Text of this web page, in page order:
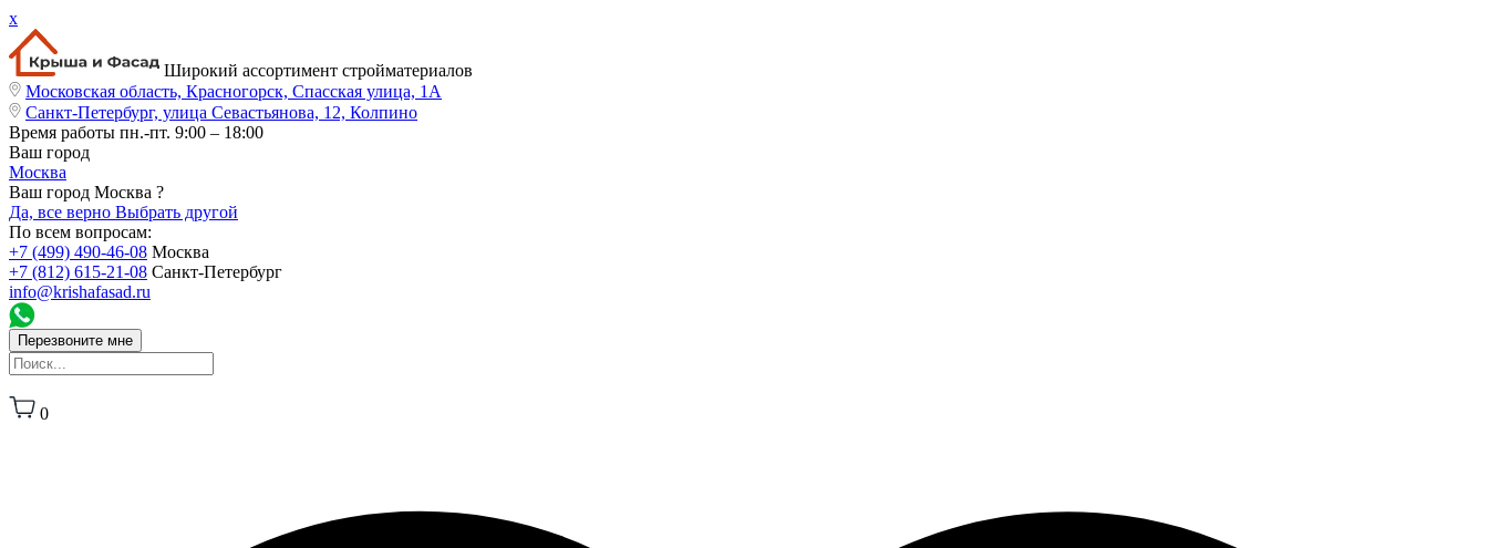
x
Широкий ассортимент стройматериалов
Московская область, Красногорск, Спасская улица, 1А
Санкт-Петербург, улица Севастьянова, 12, Колпино
Время работы пн.-пт. 9:00 – 18:00
Ваш город
Москва
Ваш город Москва ?
Да, все верно Выбрать другой
По всем вопросам:
+7 (499) 490-46-08 Москва
+7 (812) 615-21-08 Санкт-Петербург
info@krishafasad.ru
Перезвоните мне
0